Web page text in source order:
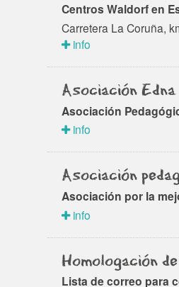
Centros Waldorf en
Carretera La Coruña,
info
Asociación Edna
Asociación
info
Asociación
Asociación por la
info
Homologación
Lista de correo para